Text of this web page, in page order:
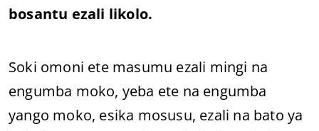
bosantu ezali likolo.
Soki omoni ete masumu ezali mingi na
engumba moko, yeba ete na engumba
yango moko, esika mosusu, ezali na bato ya